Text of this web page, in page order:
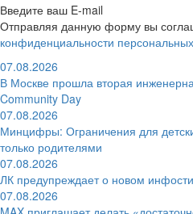
Введите ваш E-mail
Отправляя данную форму вы
конфиденциальности
07.08.2026
В Москве прошла вторая
Community Day
07.08.2026
Минцифры: Ограничения для
только родителями
07.08.2026
ЛК предупреждает о новом
07.08.2026